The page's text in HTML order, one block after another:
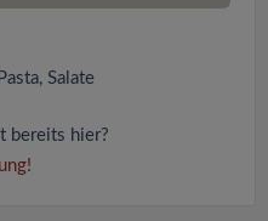
Salate
bereits hier?